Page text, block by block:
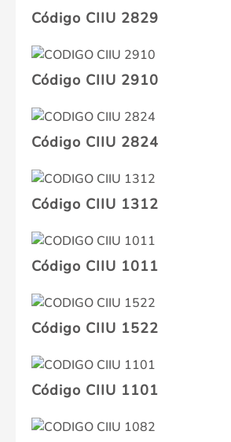
Código CIIU 2829
Código CIIU 2910
Código CIIU 2824
Código CIIU 1312
Código CIIU 1011
Código CIIU 1522
Código CIIU 1101